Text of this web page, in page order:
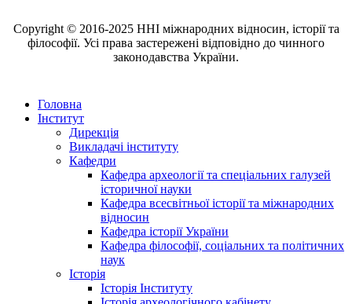
Copyright © 2016-2025 ННІ міжнародних відносин, історії та
філософії. Усі права застережені відповідно до чинного
законодавства України.
Головна
Інститут
Дирекція
Викладачі інституту
Кафедри
Кафедра археології та спеціальних галузей
історичної науки
Кафедра всесвітньої історії та міжнародних
відносин
Кафедра історії України
Кафедра філософії, соціальних та політичних
наук
Історія
Історія Інституту